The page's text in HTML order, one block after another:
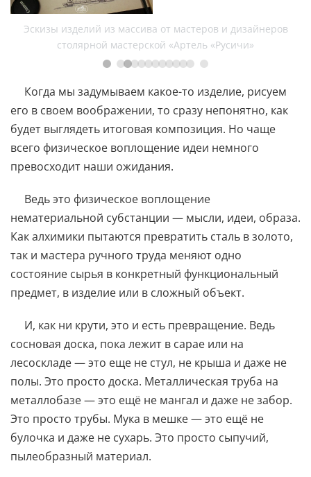
Эскизы изделий из массива от мастеров и дизайнеров
столярной мастерской «Артель «Русичи»
Когда мы задумываем какое-то изделие, рисуем
его в своем воображении, то сразу непонятно, как
будет выглядеть итоговая композиция. Но чаще
всего физическое воплощение идеи немного
превосходит наши ожидания.
Ведь это физическое воплощение
нематериальной субстанции — мысли, идеи, образа.
Как алхимики пытаются превратить сталь в золото,
так и мастера ручного труда меняют одно
состояние сырья в конкретный функциональный
предмет, в изделие или в сложный объект.
И, как ни крути, это и есть превращение. Ведь
сосновая доска, пока лежит в сарае или на
лесоскладе — это еще не стул, не крыша и даже не
полы. Это просто доска. Металлическая труба на
металлобазе — это ещё не мангал и даже не забор.
Это просто трубы. Мука в мешке — это ещё не
булочка и даже не сухарь. Это просто сыпучий,
пылеобразный материал.